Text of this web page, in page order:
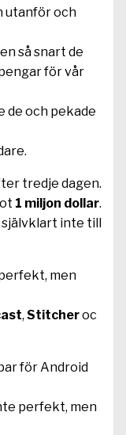
utanför och
så snart de
för vår
de och pekade
tredje dagen.
1 miljon dollar.
självklart inte till
men
, Stitcheroc
för Android
perfekt, men